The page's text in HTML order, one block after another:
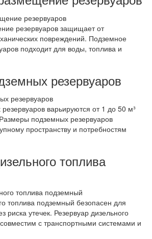
резервуаров защищает от
повреждений. Подземное
подходит для воды, топлива и
резервуаров
варьируются от 1 до 50 м³
подземных резервуаров
пространству и потребностям
топлива
топлива подземный безопасен для
риска утечек. Резервуар дизельного
с транспортными системами и